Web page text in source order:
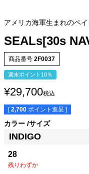
サイズ 股下
28
29
86.4cm
アメリカ海軍生まれのペ
SEALs[30s
商品番号 2F0037
週末ポイント10％
¥29,700税込
[ 2,700 ポイント進呈 ]
カラー サイズ
INDIGO
28
残りわずか